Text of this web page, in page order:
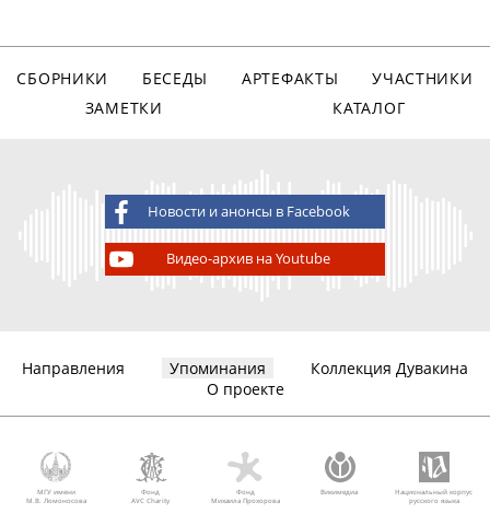
СБОРНИКИ БЕСЕДЫ АРТЕФАКТЫ
УЧАСТНИКИ
ЗАМЕТКИ
КАТАЛОГ
Новости и анонсы в Facebook
Видео-архив на Youtube
Направления Упоминания
Коллекция Дувакина
О проекте
МГУ имени
М.В. Ломоносова
Фонд
AVC Charity
Фонд
Михаила Прохорова
Викимедиа
Национальный корпус
русского языка